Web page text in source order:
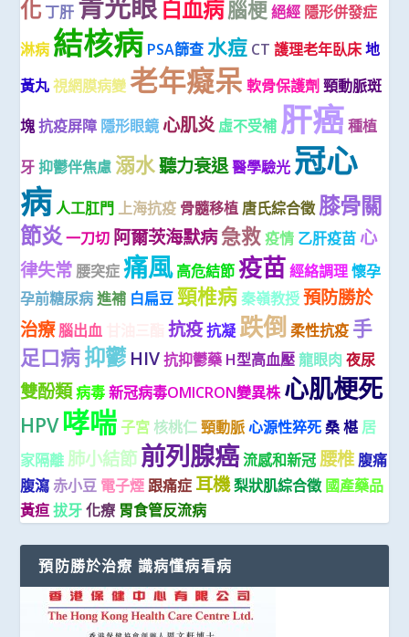
化 丁肝 青光眼 白血病腦梗 絕經 隱形併發症
淋病 結核病 PSA篩查 水痘 CT 護理老年臥床 地
黃丸 視網膜病變 老年癡呆 軟骨保護劑 頸動脈斑
塊抗疫屏障 隱形眼鏡 心肌炎虛不受補 肝癌 種植
牙 抑鬱伴焦慮 溺水聽力衰退醫學驗光 冠心
病 人工肛門 上海抗疫 骨髓移植 唐氏綜合徵膝骨關
節炎一刀切 阿爾茨海默病急救 疫情 乙肝疫苗 心
律失常 腰突症 痛風 高危結節 疫苗 經絡調理懷孕
孕前糖尿病 進補 白扁豆 頸椎病 秦嶺教授 預防勝於
治療腦出血 抗疫抗凝 跌倒 柔性抗疫 手
足口病抑鬱 HIV 抗抑鬱藥 H型高血壓 龍眼肉 夜尿
雙酚類病毒 新冠病毒OMICRON變異株 心肌梗死
HPV哮喘 子宮 核桃仁 頸動脈 心源性猝死 桑 椹 居
家隔離 肺小結節前列腺癌流感和新冠 腰椎腹痛
腹瀉 赤小豆 電子煙 跟痛症 耳機梨狀肌綜合徵 國產藥品
黃疸 拔牙 化療 胃食管反流病
預防勝於治療 識病懂病看病